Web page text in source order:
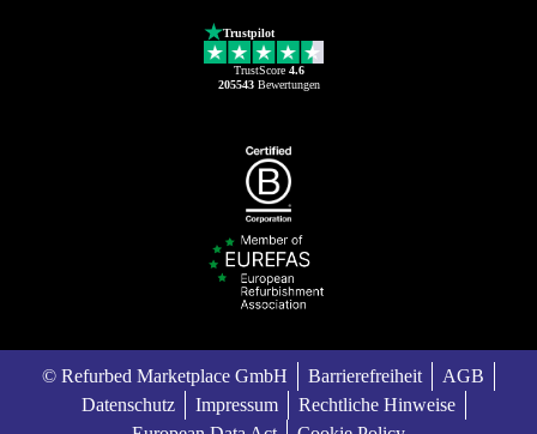
Trustpilot
TrustScore 4.6
205543Bewertungen
© Refurbed Marketplace GmbH Barrierefreiheit
AGB
Datenschutz
Impressum
Rechtliche Hinweise